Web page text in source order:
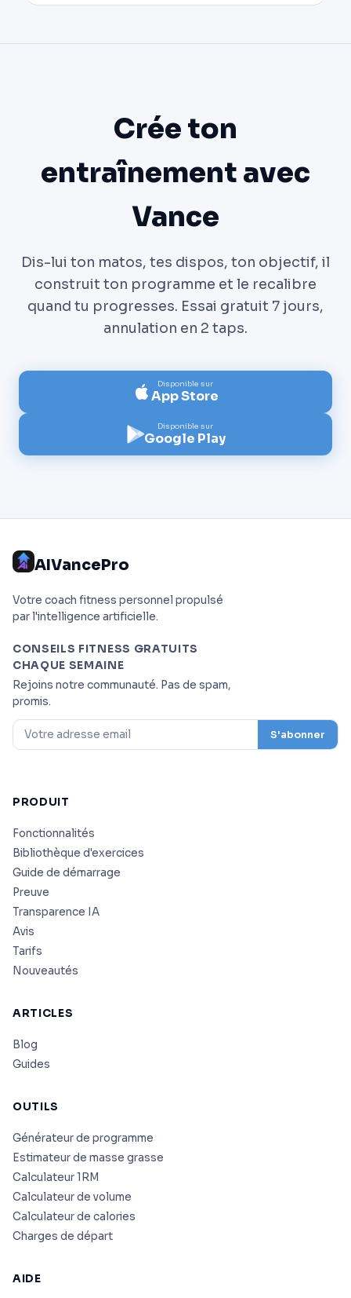
Crée ton
entraînement avec
Vance
Dis-lui ton matos, tes dispos, ton objectif, il
construit ton programme et le recalibre
quand tu progresses. Essai gratuit 7 jours,
annulation en 2 taps.
Disponible sur
App Store
Disponible sur
Google Play
AIVancePro
Votre coach fitness personnel propulsé
par l'intelligence artificielle.
CONSEILS FITNESS GRATUITS
CHAQUE SEMAINE
Rejoins notre communauté. Pas de spam,
promis.
S'abonner
PRODUIT
Fonctionnalités
Bibliothèque d'exercices
Guide de démarrage
Preuve
Transparence IA
Avis
Tarifs
Nouveautés
ARTICLES
Blog
Guides
OUTILS
Générateur de programme
Estimateur de masse grasse
Calculateur 1RM
Calculateur de volume
Calculateur de calories
Charges de départ
AIDE